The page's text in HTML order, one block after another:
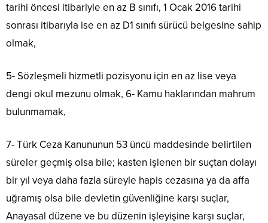
tarihi öncesi itibariyle en az B sınıfı, 1 Ocak 2016 tarihi
sonrası itibarıyla ise en az D1 sınıfı sürücü belgesine sahip
olmak,
5- Sözleşmeli hizmetli pozisyonu için en az lise veya
dengi okul mezunu olmak, 6- Kamu haklarından mahrum
bulunmamak,
7- Türk Ceza Kanununun 53 üncü maddesinde belirtilen
süreler geçmiş olsa bile; kasten işlenen bir suçtan dolayı
bir yıl veya daha fazla süreyle hapis cezasına ya da affa
uğramış olsa bile devletin güvenliğine karşı suçlar,
Anayasal düzene ve bu düzenin işleyişine karşı suçlar,